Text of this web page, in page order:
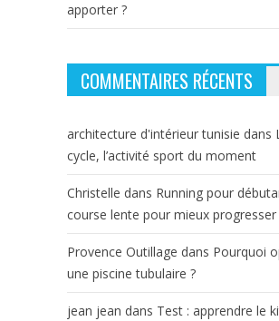
apporter ?
COMMENTAIRES RÉCENTS
architecture d'intérieur tunisie dans
cycle, l’activité sport du moment
Christelle dans Running pour
course lente pour mieux progresser
Provence Outillage dans Pourquoi
une piscine tubulaire ?
jean jean dans Test : apprendre le